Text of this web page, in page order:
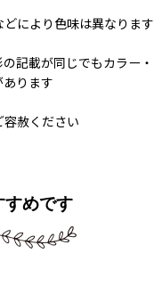
により色味は異なります
記載が同じでもカラー・
ります
容赦ください
すめです